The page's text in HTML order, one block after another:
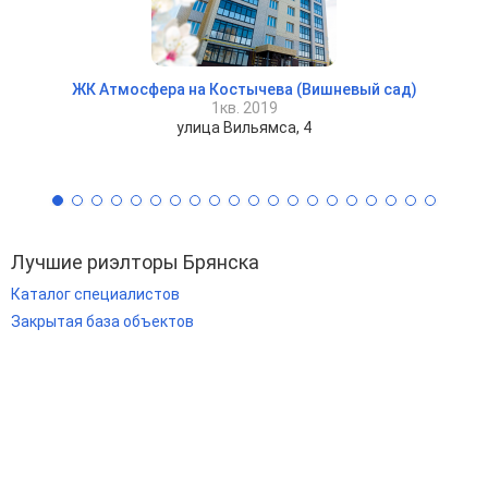
ЖК Атмосфера на Костычева (Вишневый сад)
1кв. 2019
улица Вильямса, 4
Лучшие риэлторы Брянска
Каталог специалистов
Закрытая база объектов